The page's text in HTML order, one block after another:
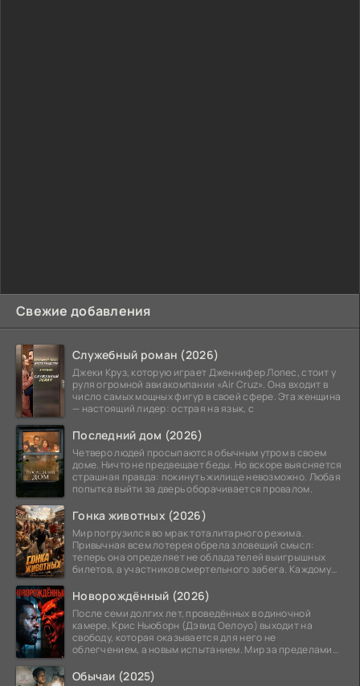
Свежие добавления
Служебный роман (2026)
Джеки Круз, которую играет Дженнифер Лопес, стоит у
руля огромной авиакомпании «Air Cruz». Она входит в
число самых мощных фигур в своей сфере. Эта женщина
— настоящий лидер: острая на язык, с
Последний дом (2026)
Четверо людей просыпаются обычным утром в своем
доме. Ничто не предвещает беды. Но вскоре выясняется
страшная правда: покинуть жилище невозможно. Любая
попытка выйти за дверь оборачивается провалом.
Гонка животных (2026)
Мир погрузился во мрак тоталитарного режима.
Привычная всем лотерея обрела зловещий смысл:
теперь она определяет не обладателей выигрышных
билетов, а участников смертельного забега. Каждому
Новорождённый (2026)
После семи долгих лет, проведённых в одиночной
камере, Крис Ньюборн (Дэвид Оелоуо) выходит на
свободу, которая оказывается для него не
облегчением, а новым испытанием. Мир за пределами
Обычаи (2025)